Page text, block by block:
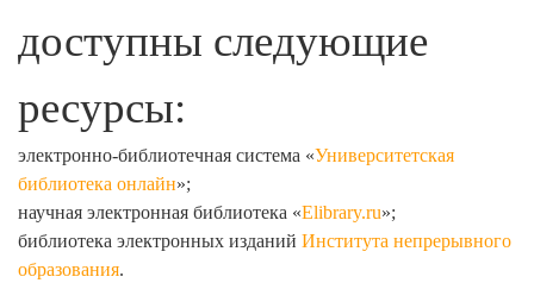
доступны следующие
ресурсы:
электронно-библиотечная система «Университетская
библиотека онлайн»;
научная электронная библиотека «Elibrary.ru»;
библиотека электронных изданий Института непрерывного
образования.